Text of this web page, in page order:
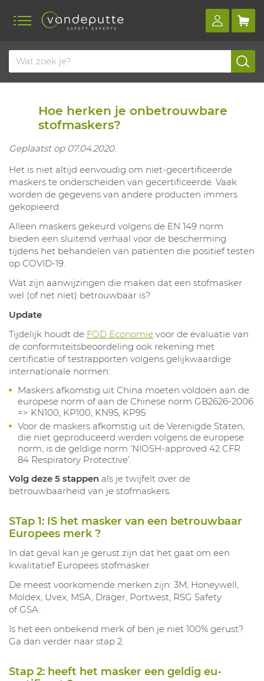
Home
Blog
Hoe herken je onbetrouwbare stofmaskers?
Hoe herken je onbetrouwbare
stofmaskers?
Geplaatst op 07.04.2020.
Het is niet altijd eenvoudig om niet-gecertificeerde
maskers te onderscheiden van gecertificeerde. Vaak
worden de gegevens van andere producten immers
gekopieerd.
Alleen maskers gekeurd volgens de EN 149 norm
bieden een sluitend verhaal voor de bescherming
tijdens het behandelen van patiënten die positief testen
op COVID-19.
Wat zijn aanwijzingen die maken dat een stofmasker
wel (of net niet) betrouwbaar is?
Update
Tijdelijk houdt de FOD Economie voor de evaluatie van
de conformiteitsbeoordeling ook rekening met
certificatie of testrapporten volgens gelijkwaardige
internationale normen:
Maskers afkomstig uit China moeten voldoen aan de
europese norm of aan de Chinese norm GB2626-2006
=> KN100, KP100, KN95, KP95
Voor de maskers afkomstig uit de Verenigde Staten,
die niet geproduceerd werden volgens de europese
norm, is de geldige norm ‘NIOSH-approved 42 CFR
84 Respiratory Protective’.
Volg deze 5 stappen als je twijfelt over de
betrouwbaarheid van je stofmaskers.
STap 1: IS het masker van een betrouwbaar
Europees merk ?
In dat geval kan je gerust zijn dat het gaat om een
kwalitatief Europees stofmasker.
De meest voorkomende merken zijn: 3M, Honeywell,
Moldex, Uvex, MSA, Drager, Portwest, RSG Safety
of GSA.
Is het een onbekend merk of ben je niet 100% gerust?
Ga dan verder naar stap 2.
Stap 2: heeft het masker een geldig eu-